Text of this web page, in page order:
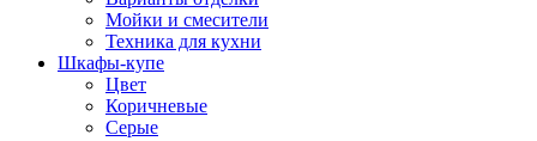
Мойки и смесители
Техника для кухни
Шкафы-купе
Цвет
Коричневые
Серые